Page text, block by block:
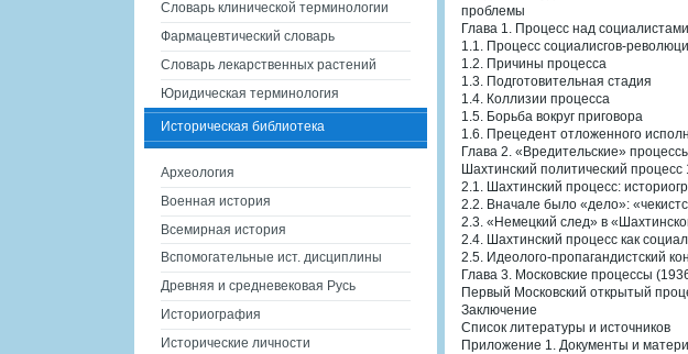
проблемы
Глава 1. Процесс над
1.1. Процесс социалисгов-
1.2. Причины процесса
1.3. Подготовительная стадия
1.4. Коллизии процесса
1.5. Борьба вокруг приговора
1.6. Прецедент отложенного
Глава 2. «Вредительские»
Шахтинский политический процесс
2.1. Шахтинский процесс:
2.2. Вначале было «дело»:
2.3. «Немецкий след» в
2.4. Шахтинский процесс как
2.5. Идеолого-пропагандистский
Глава 3. Московские процессы
Первый Московский открытый
Заключение
Список литературы и источников
Приложение 1. Документы и
Словарь клинической терминологии
Фармацевтический словарь
Словарь лекарственных растений
Юридическая терминология
Историческая библиотека
Археология
Военная история
Всемирная история
Вспомогательные ист. дисциплины
Древняя и средневековая Русь
Историография
Исторические личности